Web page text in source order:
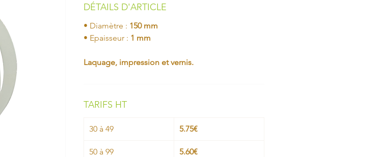
DÉTAILS D'ARTICLE
• Diamètre : 150 mm
• Epaisseur : 1 mm
Laquage, impression et vernis.
TARIFS HT
30 à 49 5.75€
50 à 99 5.60€